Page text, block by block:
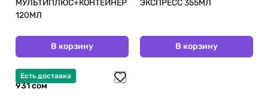
МУЛЬТИПЛЮС+КОНТЕЙНЕР
120МЛ
В корзину
ЭКСПРЕСС 355МЛ
В корзину
Есть доставка
931 сом